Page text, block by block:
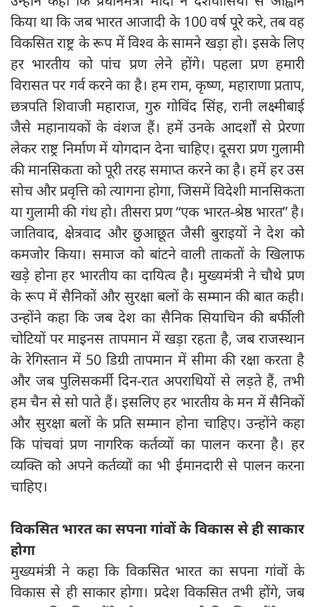
किया था कि जब भारत आजादी के 100 वर्ष पूरे करे, तब वह
विकसित राष्ट्र के रूप में विश्व के सामने खड़ा हो। इसके लिए
हर भारतीय को पांच प्रण लेने होंगे। पहला प्रण हमारी
विरासत पर गर्व करने का है। हम राम, कृष्ण, महाराणा प्रताप,
छत्रपति शिवाजी महाराज, गुरु गोविंद सिंह, रानी लक्ष्मीबाई
जैसे महानायकों के वंशज हैं। हमें उनके आदर्शों से प्रेरणा
लेकर राष्ट्र निर्माण में योगदान देना चाहिए। दूसरा प्रण गुलामी
की मानसिकता को पूरी तरह समाप्त करने का है। हमें हर उस
सोच और प्रवृत्ति को त्यागना होगा, जिसमें विदेशी मानसिकता
या गुलामी की गंध हो। तीसरा प्रण “एक भारत-श्रेष्ठ भारत” है।
जातिवाद, क्षेत्रवाद और छुआछूत जैसी बुराइयों ने देश को
कमजोर किया। समाज को बांटने वाली ताकतों के खिलाफ
खड़े होना हर भारतीय का दायित्व है। मुख्यमंत्री ने चौथे प्रण
के रूप में सैनिकों और सुरक्षा बलों के सम्मान की बात कही।
उन्होंने कहा कि जब देश का सैनिक सियाचिन की बर्फीली
चोटियों पर माइनस तापमान में खड़ा रहता है, जब राजस्थान
के रेगिस्तान में 50 डिग्री तापमान में सीमा की रक्षा करता है
और जब पुलिसकर्मी दिन-रात अपराधियों से लड़ते हैं, तभी
हम चैन से सो पाते हैं। इसलिए हर भारतीय के मन में सैनिकों
और सुरक्षा बलों के प्रति सम्मान होना चाहिए। उन्होंने कहा
कि पांचवां प्रण नागरिक कर्तव्यों का पालन करना है। हर
व्यक्ति को अपने कर्तव्यों का भी ईमानदारी से पालन करना
चाहिए।
विकसित भारत का सपना गांवों के विकास से ही साकार
होगा
मुख्यमंत्री ने कहा कि विकसित भारत का सपना गांवों के
विकास से ही साकार होगा। प्रदेश विकसित तभी होंगे, जब